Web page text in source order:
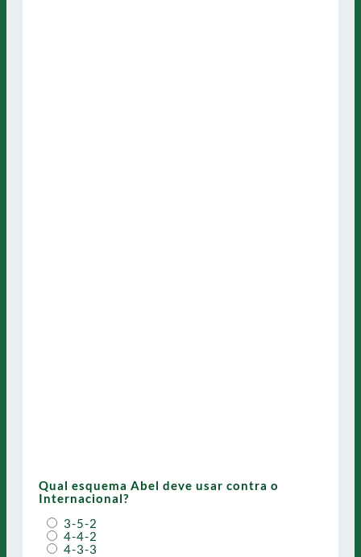
Qual esquema Abel deve usar contra o
Internacional?
3-5-2
4-4-2
4-3-3